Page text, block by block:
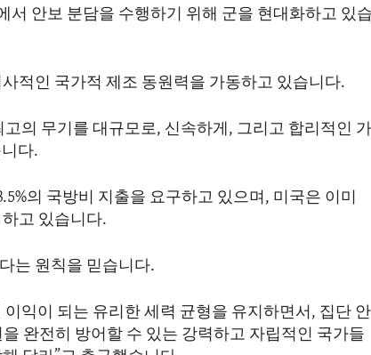
서 안보 분담을 수행하기 위해 군을 현대화하고 있습
적인 국가적 제조 동원력을 가동하고 있습니다.
의 무기를 대규모로, 신속하게, 그리고 합리적인 가
다.
의 국방비 지출을 요구하고 있으며, 미국은 이미
고 있습니다.
는 원칙을 믿습니다.
익이 되는 유리한 세력 균형을 유지하면서, 집단 안
완전히 방어할 수 있는 강력하고 자립적인 국가들